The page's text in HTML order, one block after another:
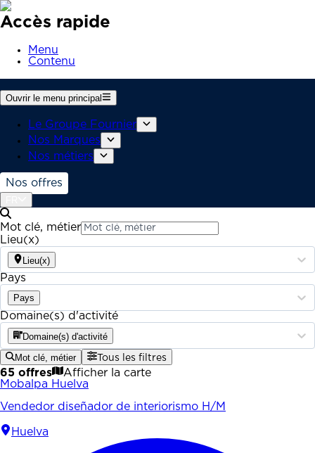
Accès rapide
Menu
Contenu
Ouvrir le menu principal
Le Groupe Fournier
Nos Marques
Nos métiers
Nos offres
Mot clé, métier
Lieu(x)
Lieu(x)
Pays
Pays
Domaine(s) d'activité
Domaine(s) d'activité
Mot clé, métier Tous les filtres
65 offres
Afficher la carte
Mobalpa Huelva
Vendedor diseñador de interiorismo H/M
Huelva